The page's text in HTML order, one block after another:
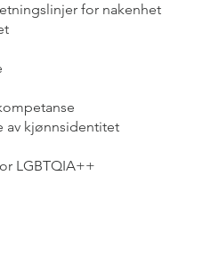
for nakenhet
av kjønnsidentitet
LGBTQIA++